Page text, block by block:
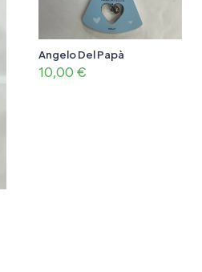
Angelo Del Papà
10,00 €